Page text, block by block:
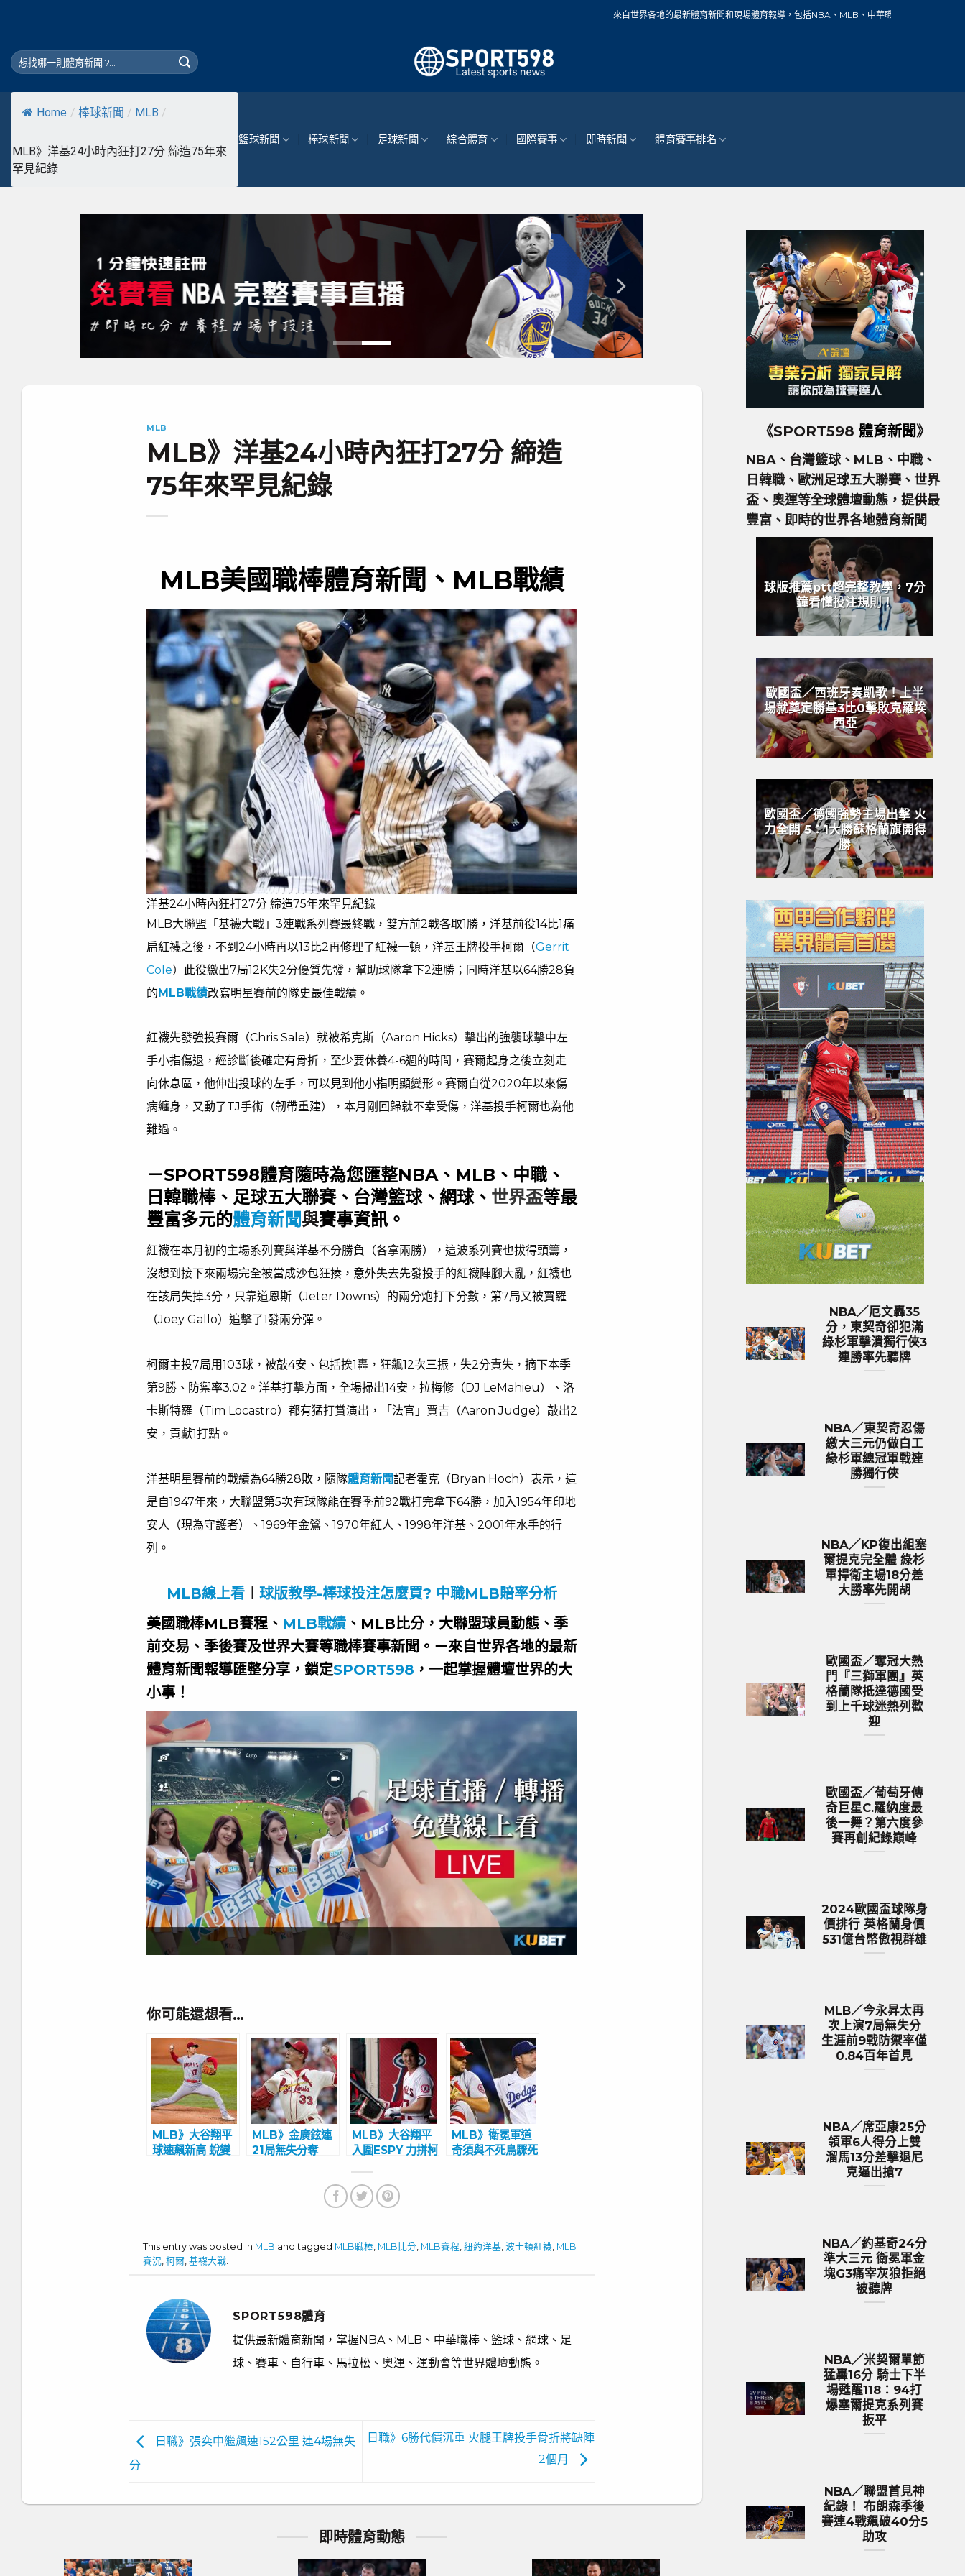
來自世界各地的最新體育新聞和現場體育報導，包括NBA、MLB、中華職棒、籃球、網球、足球、賽車、自
Home / 棒球新聞 / MLB /
MLB》洋基24小時內狂打27分 締造75年來
罕見紀錄
籃球新聞 棒球新聞 足球新聞 綜合體育 國際賽事 即時新聞 體育賽事排名
MLB
MLB》洋基24小時內狂打27分 締造
75年來罕見紀錄
MLB美國職棒體育新聞、MLB戰績
洋基24小時內狂打27分 締造75年來罕見紀錄
MLB大聯盟「基襪大戰」3連戰系列賽最終戰，雙方前2戰各取1勝，洋基前役14比1痛
扁紅襪之後，不到24小時再以13比2再修理了紅襪一頓，洋基王牌投手柯爾（Gerrit
Cole）此役繳出7局12K失2分優質先發，幫助球隊拿下2連勝；同時洋基以64勝28負
的MLB戰績改寫明星賽前的隊史最佳戰績。
紅襪先發強投賽爾（Chris Sale）就被希克斯（Aaron Hicks）擊出的強襲球擊中左
手小指傷退，經診斷後確定有骨折，至少要休養4-6週的時間，賽爾起身之後立刻走
向休息區，他伸出投球的左手，可以見到他小指明顯變形。賽爾自從2020年以來傷
病纏身，又動了TJ手術（韌帶重建），本月剛回歸就不幸受傷，洋基投手柯爾也為他
難過。
－SPORT598體育隨時為您匯整NBA、MLB、中職、
日韓職棒、足球五大聯賽、台灣籃球、網球、 世界盃等最
豐富多元的體育新聞與賽事資訊。
紅襪在本月初的主場系列賽與洋基不分勝負（各拿兩勝），這波系列賽也拔得頭籌，
沒想到接下來兩場完全被當成沙包狂揍，意外失去先發投手的紅襪陣腳大亂，紅襪也
在該局失掉3分，只靠道恩斯（Jeter Downs）的兩分炮打下分數，第7局又被賈羅
（Joey Gallo）追擊了1發兩分彈。
柯爾主投7局用103球，被敲4安、包括挨1轟，狂飆12次三振，失2分責失，摘下本季
第9勝、防禦率3.02。洋基打擊方面，全場掃出14安，拉梅修（DJ LeMahieu）、洛
卡斯特羅（Tim Locastro）都有猛打賞演出，「法官」賈吉（Aaron Judge）敲出2
安，貢獻1打點。
洋基明星賽前的戰績為64勝28敗，隨隊體育新聞記者霍克（Bryan Hoch）表示，這
是自1947年來，大聯盟第5次有球隊能在賽季前92戰打完拿下64勝，加入1954年印地
安人（現為守護者）、1969年金鶯、1970年紅人、1998年洋基、2001年水手的行
列。
MLB線上看
球版教學-棒球投注怎麼買? 中職MLB賠率分析
美國職棒MLB賽程、 MLB戰績 、MLB比分，大聯盟球員動態、季
前交易、季後賽及世界大賽等職棒賽事新聞。－來自世界各地的最新
體育新聞報導匯整分享，鎖定SPORT598 ，一起掌握體壇世界的大
小事！
你可能還想看…
MLB》大谷翔平
球速飆新高 蛻變
MLB》金廣鉉連
21局無失分奪
MLB》大谷翔平
入圍ESPY 力拼柯
MLB》衛冕軍道
奇須與不死鳥驟死
This entry was posted in MLB and tagged MLB職棒, MLB比分, MLB賽程,紐約洋基,波士頓紅襪, MLB
賽況,柯爾,基襪大戰.
SPORT598體育
提供最新體育新聞，掌握NBA、MLB、中華職棒、籃球、網球、足
球、賽車、自行車、馬拉松、奧運、運動會等世界體壇動態。
日職》張奕中繼飆速152公里 連4場無失
分
日職》6勝代價沉重 火腿王牌投手骨折將缺陣
2個月
即時體育動態
《SPORT598 體育新聞》
NBA、台灣籃球、MLB、中職、
日韓職、歐洲足球五大聯賽、世界
盃、奧運等全球體壇動態，提供最
豐富、即時的世界各地體育新聞
球版推薦ptt超完整教學，7分
鐘看懂投注規則！
歐國盃／西班牙奏凱歌！上半
場就奠定勝基3比0擊敗克羅埃
西亞
歐國盃／德國強勢主場出擊 火
力全開 5：1大勝蘇格蘭旗開得
勝
NBA／厄文轟35
分，東契奇卻犯滿
綠杉軍擊潰獨行俠3
連勝率先聽牌
NBA／東契奇忍傷
繳大三元仍做白工
綠杉軍總冠軍戰連
勝獨行俠
NBA／KP復出組塞
爾提克完全體 綠杉
軍捍衛主場18分差
大勝率先開胡
歐國盃／奪冠大熱
門『三獅軍團』英
格蘭隊抵達德國受
到上千球迷熱列歡
迎
歐國盃／葡萄牙傳
奇巨星C.羅納度最
後一舞？第六度參
賽再創紀錄巔峰
2024歐國盃球隊身
價排行 英格蘭身價
531億台幣傲視群雄
MLB／今永昇太再
次上演7局無失分
生涯前9戰防禦率僅
0.84百年首見
NBA／席亞康25分
領軍6人得分上雙
溜馬13分差擊退尼
克逼出搶7
NBA／約基奇24分
準大三元 衛冕軍金
塊G3痛宰灰狼拒絕
被聽牌
NBA／米契爾單節
猛轟16分 騎士下半
場甦醒118：94打
爆塞爾提克系列賽
扳平
NBA／聯盟首見神
紀錄！ 布朗森季後
賽連4戰飆破40分5
助攻